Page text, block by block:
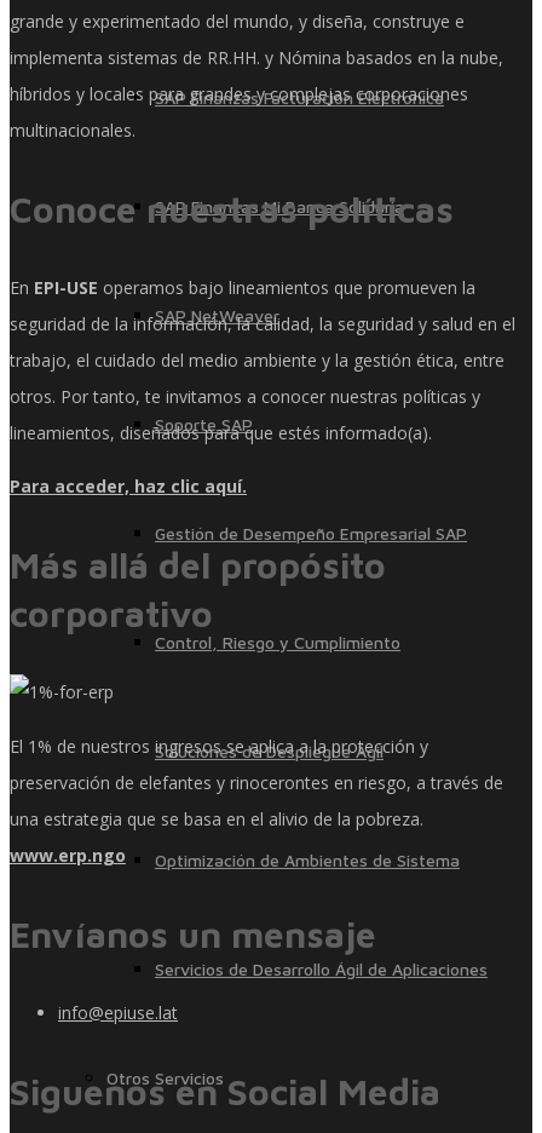
SAP Finanzas Facturación Electronica
SAP Finanzas Mi Banca Solidaria
SAP NetWeaver
Soporte SAP
Gestión de Desempeño Empresarial SAP
Control, Riesgo y Cumplimiento
Soluciones de Despliegue Ágil
Optimización de Ambientes de Sistema
Servicios de Desarrollo Ágil de Aplicaciones
Otros Servicios
grande y experimentado del mundo, y diseña, construye e
implementa sistemas de RR.HH. y Nómina basados ​​en la nube,
híbridos y locales para grandes y complejas corporaciones
multinacionales.
Conoce nuestras políticas
En EPI-USE operamos bajo lineamientos que promueven la
seguridad de la información, la calidad, la seguridad y salud en el
trabajo, el cuidado del medio ambiente y la gestión ética, entre
otros. Por tanto, te invitamos a conocer nuestras políticas y
lineamientos, diseñados para que estés informado(a).
Para acceder, haz clic aquí.
Más allá del propósito
corporativo
El 1% de nuestros ingresos se aplica a la protección y
preservación de elefantes y rinocerontes en riesgo, a través de
una estrategia que se basa en el alivio de la pobreza.
www.erp.ngo
Envíanos un mensaje
info@epiuse.lat
Siguenos en Social Media